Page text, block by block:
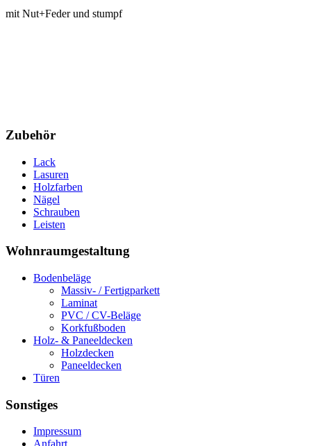
mit Nut+Feder und stumpf
Zubehör
Lack
Lasuren
Holzfarben
Nägel
Schrauben
Leisten
Wohnraumgestaltung
Bodenbeläge
Massiv- / Fertigparkett
Laminat
PVC / CV-Beläge
Korkfußboden
Holz- & Paneeldecken
Holzdecken
Paneeldecken
Türen
Sonstiges
Impressum